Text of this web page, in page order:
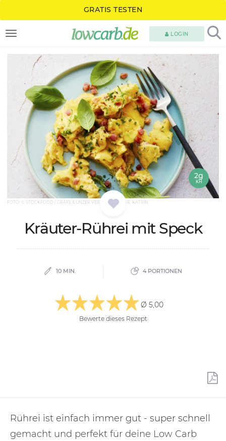
GRATIS TESTEN
TOGGLE NAVIGATION LOGIN
FOTO: © STOCKFOOD / GRÄFE & UNZER VERLAG / WINNER, KATRIN
2g
KH
Kräu­ter-Rührei mit Speck
10 MIN. 4 PORTIONEN
Ø 5,00
Bewerte dieses Rezept
Rührei ist einfach immer gut - super schnell
gemacht und perfekt für deine Low Carb